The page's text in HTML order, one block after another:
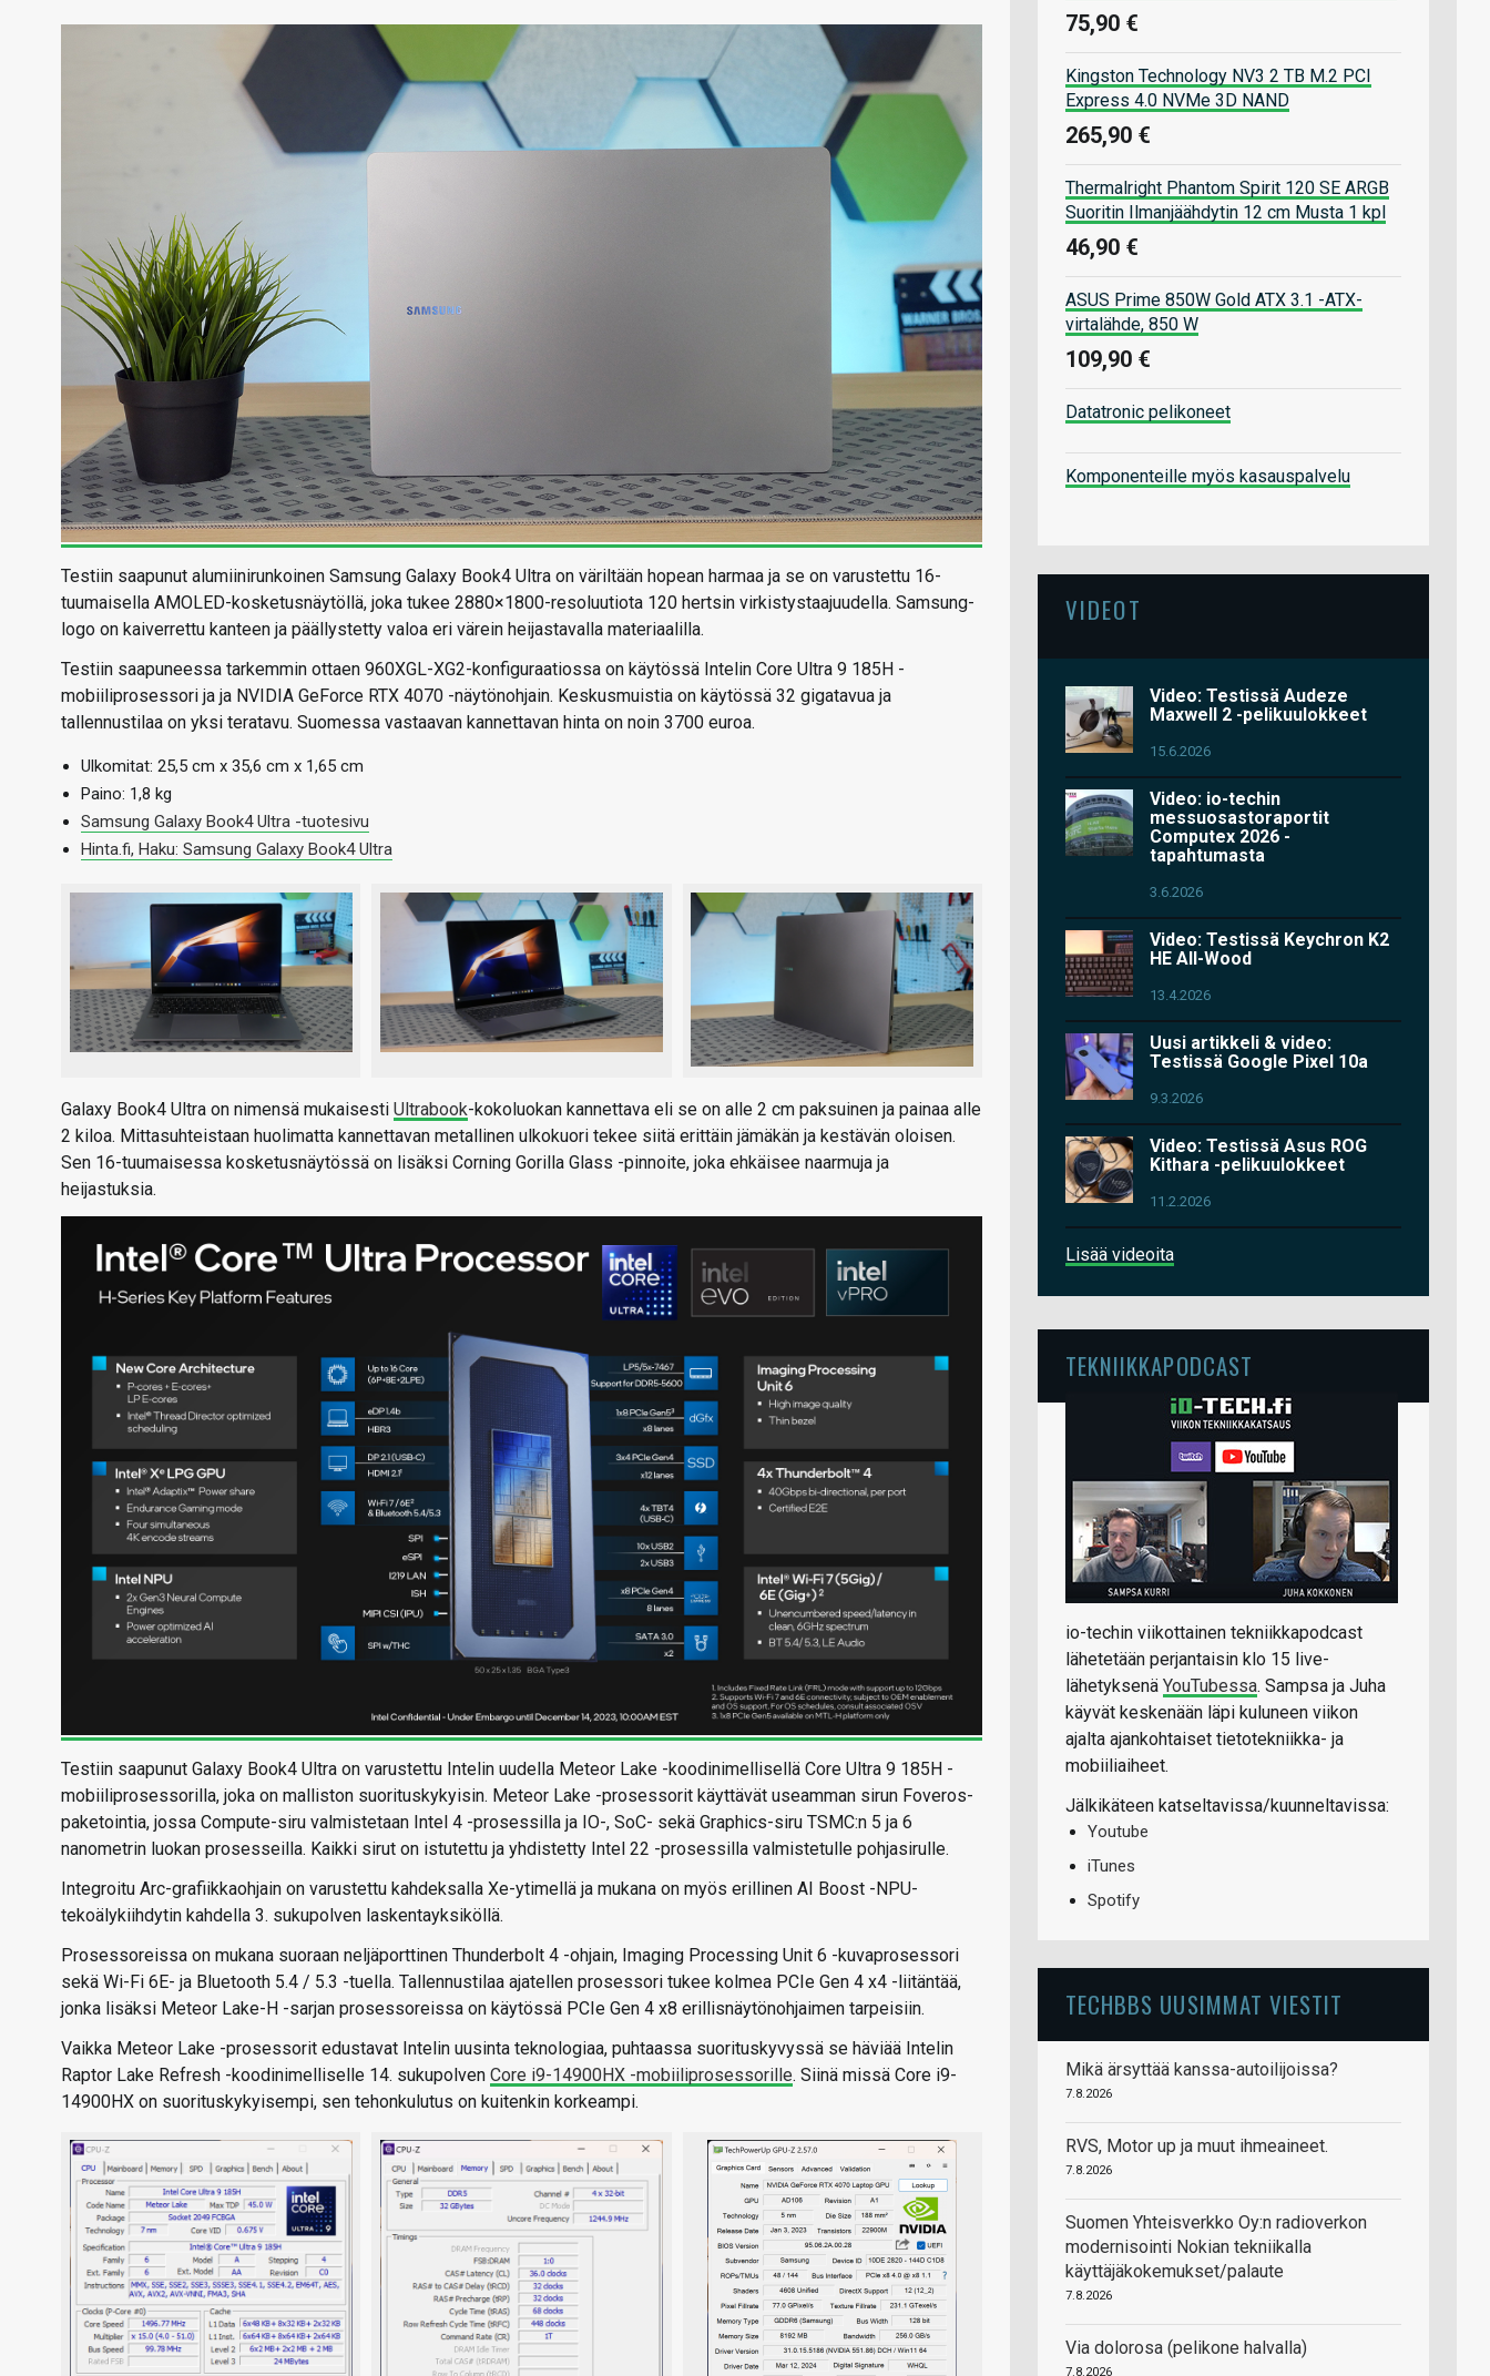
Testiin saapunut alumiinirunkoinen Samsung Galaxy Book4 Ultra on väriltään hopean harmaa ja se on varustettu 16-
tuumaisella AMOLED-kosketusnäytöllä, joka tukee 2880×1800-resoluutiota 120 hertsin virkistystaajuudella. Samsung-
logo on kaiverrettu kanteen ja päällystetty valoa eri värein heijastavalla materiaalilla.
Testiin saapuneessa tarkemmin ottaen 960XGL-XG2-konfiguraatiossa on käytössä Intelin Core Ultra 9 185H -
mobiiliprosessori ja ja NVIDIA GeForce RTX 4070 -näytönohjain. Keskusmuistia on käytössä 32 gigatavua ja
tallennustilaa on yksi teratavu. Suomessa vastaavan kannettavan hinta on noin 3700 euroa.
Ulkomitat: 25,5 cm x 35,6 cm x 1,65 cm
Paino: 1,8 kg
Samsung Galaxy Book4 Ultra -tuotesivu
Hinta.fi, Haku: Samsung Galaxy Book4 Ultra
Galaxy Book4 Ultra on nimensä mukaisesti Ultrabook-kokoluokan kannettava eli se on alle 2 cm paksuinen ja painaa alle
2 kiloa. Mittasuhteistaan huolimatta kannettavan metallinen ulkokuori tekee siitä erittäin jämäkän ja kestävän oloisen.
Sen 16-tuumaisessa kosketusnäytössä on lisäksi Corning Gorilla Glass -pinnoite, joka ehkäisee naarmuja ja
heijastuksia.
Testiin saapunut Galaxy Book4 Ultra on varustettu Intelin uudella Meteor Lake -koodinimellisellä Core Ultra 9 185H -
mobiiliprosessorilla, joka on malliston suorituskykyisin. Meteor Lake -prosessorit käyttävät useamman sirun Foveros-
paketointia, jossa Compute-siru valmistetaan Intel 4 -prosessilla ja IO-, SoC- sekä Graphics-siru TSMC:n 5 ja 6
nanometrin luokan prosesseilla. Kaikki sirut on istutettu ja yhdistetty Intel 22 -prosessilla valmistetulle pohjasirulle.
Integroitu Arc-grafiikkaohjain on varustettu kahdeksalla Xe-ytimellä ja mukana on myös erillinen AI Boost -NPU-
tekoälykiihdytin kahdella 3. sukupolven laskentayksiköllä.
Prosessoreissa on mukana suoraan neljäporttinen Thunderbolt 4 -ohjain, Imaging Processing Unit 6 -kuvaprosessori
sekä Wi-Fi 6E- ja Bluetooth 5.4 / 5.3 -tuella. Tallennustilaa ajatellen prosessori tukee kolmea PCIe Gen 4 x4 -liitäntää,
jonka lisäksi Meteor Lake-H -sarjan prosessoreissa on käytössä PCIe Gen 4 x8 erillisnäytönohjaimen tarpeisiin.
Vaikka Meteor Lake -prosessorit edustavat Intelin uusinta teknologiaa, puhtaassa suorituskyvyssä se häviää Intelin
Raptor Lake Refresh -koodinimelliselle 14. sukupolven Core i9-14900HX -mobiiliprosessorille. Siinä missä Core i9-
14900HX on suorituskykyisempi, sen tehonkulutus on kuitenkin korkeampi.
75,90 €
Kingston Technology NV3 2 TB M.2 PCI
Express 4.0 NVMe 3D NAND
265,90 €
Thermalright Phantom Spirit 120 SE ARGB
Suoritin Ilmanjäähdytin 12 cm Musta 1 kpl
46,90 €
ASUS Prime 850W Gold ATX 3.1 -ATX-
virtalähde, 850 W
109,90 €
Datatronic pelikoneet
Komponenteille myös kasauspalvelu
VIDEOT
Video: Testissä Audeze
Maxwell 2 -pelikuulokkeet
15.6.2026
Video: io-techin
messuosastoraportit
Computex 2026 -
tapahtumasta
3.6.2026
Video: Testissä Keychron K2
HE All-Wood
13.4.2026
Uusi artikkeli & video:
Testissä Google Pixel 10a
9.3.2026
Video: Testissä Asus ROG
Kithara -pelikuulokkeet
11.2.2026
Lisää videoita
TEKNIIKKAPODCAST
io-techin viikottainen tekniikkapodcast
lähetetään perjantaisin klo 15 live-
lähetyksenä YouTubessa. Sampsa ja Juha
käyvät keskenään läpi kuluneen viikon
ajalta ajankohtaiset tietotekniikka- ja
mobiiliaiheet.
Jälkikäteen katseltavissa/kuunneltavissa:
Youtube
iTunes
Spotify
TECHBBS UUSIMMAT VIESTIT
Mikä ärsyttää kanssa-autoilijoissa?
7.8.2026
RVS, Motor up ja muut ihmeaineet.
7.8.2026
Suomen Yhteisverkko Oy:n radioverkon
modernisointi Nokian tekniikalla
käyttäjäkokemukset/palaute
7.8.2026
Via dolorosa (pelikone halvalla)
7.8.2026